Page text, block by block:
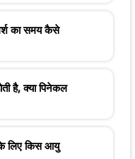
का समय कैसे
है, क्या पिनेकल
लिए किस आयु